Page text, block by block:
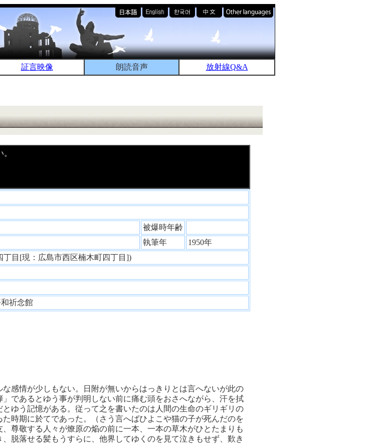
証言映像 朗読音声 放射線Q&A
被爆時年齢
執筆年
1950年
丁目[現：広島市西区楠木町四丁目])
和祈念館
感情が少しもない。日附が無いからはっきりとは言へないが此の
であるとゆう事が判明しない前に痛む頭をおさへながら、汗を拭
ゆう記憶がある。従って之を書いたのは人間の生命のギリギリの
時期に於てであった。（さう言へばひよこや猫の子が死んだのを
尊敬する人々が燎原の焔の前に一本、一本の草木がひとたまりも
脱落せる髪もうすらに、他界してゆくのを見て泣きもせず、歎き